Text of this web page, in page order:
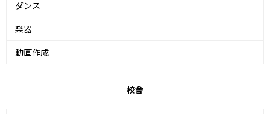
ダンス
楽器
動画作成
校舎